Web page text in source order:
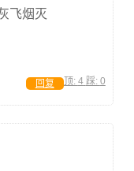
飞烟灭
顶: 4 踩: 0
回复